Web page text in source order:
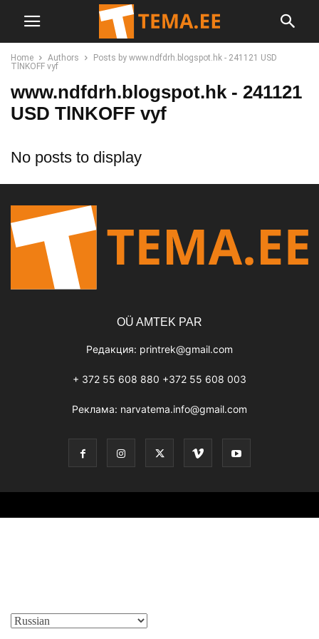
Home Authors
Posts by www.ndfdrh.blogspot.hk - 241121 USD
TlNKOFF vyf
www.ndfdrh.blogspot.hk - 241121
USD TlNKOFF vyf
No posts to display
OÜ AMTEK PAR
Редакция: printrek@gmail.com
+ 372 55 608 880 +372 55 608 003
Реклама: narvatema.info@gmail.com